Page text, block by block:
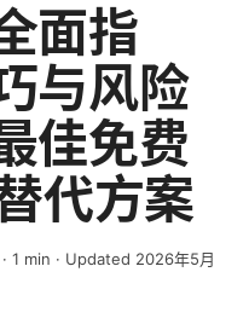
面指
与风险
佳免费
代方案
· 1 min · Updated 2026年5月